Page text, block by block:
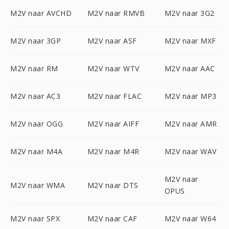
M2V naar AVCHD M2V naar RMVB M2V naar 3G2
M2V naar 3GP M2V naar ASF M2V naar MXF
M2V naar RM M2V naar WTV M2V naar AAC
M2V naar AC3 M2V naar FLAC M2V naar MP3
M2V naar OGG M2V naar AIFF M2V naar AMR
M2V naar M4A M2V naar M4R M2V naar WAV
M2V naar WMA M2V naar DTS
M2V naar
OPUS
M2V naar SPX M2V naar CAF M2V naar W64